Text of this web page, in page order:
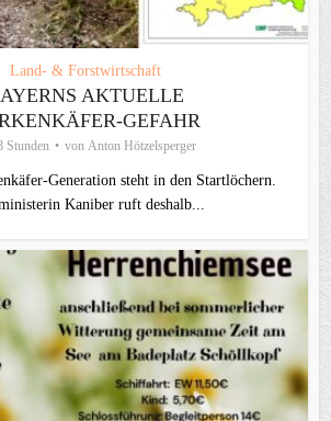
Land- & Forstwirtschaft
AKTUELLE
GEFAHR
Stunden von Anton Hötzelsperger
Generation steht in den Startlöchern.
Kaniber ruft deshalb...